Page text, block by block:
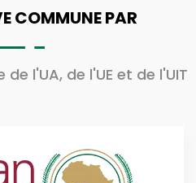
COMMUNE PAR
l'UA, de l'UE et de l'UIT